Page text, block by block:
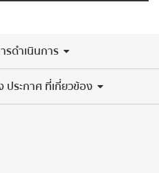
รดำเนินการ
ระกาศ ที่เกี่ยวข้อง